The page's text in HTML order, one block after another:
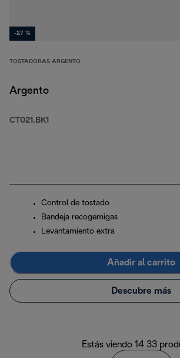
-27 %
TOSTADORAS ARGENTO
Argento
CT021.BK1
Control de tostado
Bandeja recogemigas
Levantamiento extra
Añadir al carrito
Descubre más
Estás viendo 14 33